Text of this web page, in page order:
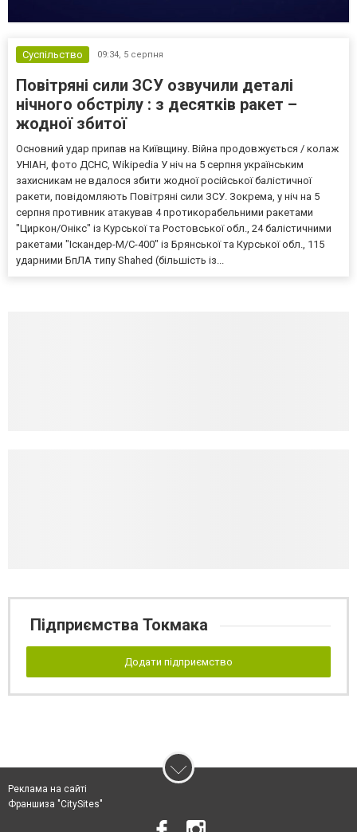
Суспільство 09:34, 5 серпня
Повітряні сили ЗСУ озвучили деталі
нічного обстрілу : з десятків ракет –
жодної збитої
Основний удар припав на Київщину. Війна продовжується / колаж
УНІАН, фото ДСНС, Wikipedia У ніч на 5 серпня українським
захисникам не вдалося збити жодної російської балістичної
ракети, повідомляють Повітряні сили ЗСУ. Зокрема, у ніч на 5
серпня противник атакував 4 протикорабельними ракетами
"Циркон/Онікс" із Курської та Ростовської обл., 24 балістичними
ракетами "Іскандер-М/С-400" із Брянської та Курської обл., 115
ударними БпЛА типу Shahed (більшість із...
Підприємства Токмака
Додати підприємство
Реклама на сайті
Франшиза "CitySites"